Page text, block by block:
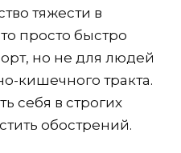
тяжести в
просто быстро
но не для людей
кишечного тракта.
себя в строгих
обострений.